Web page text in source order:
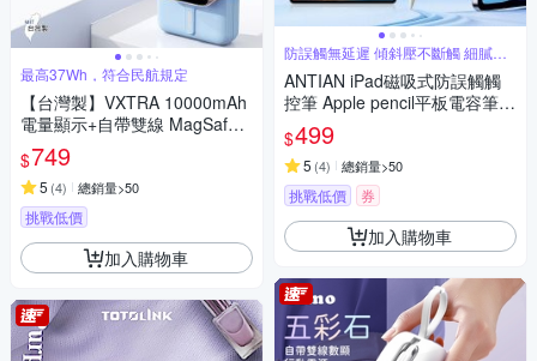
最高37Wh，符合民航規定
【台灣製】VXTRA 10000mAh
電量顯示+自帶雙線 MagSafe
磁吸無線快充 三用快充行動電
源
$749
5 (4) 總銷量>50
挑戰低價
加入購物車
防誤觸無延遲 傾斜壓不斷觸 細膩書
寫小字
ANTIAN iPad磁吸式防誤觸觸
控筆 Apple pencil平板電容筆
觸屏手寫筆 DP01蘋果專用款
$499
5 (4) 總銷量>50
挑戰低價 券
加入購物車